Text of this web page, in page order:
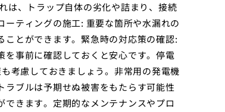
は、トラップ自体の劣化や詰まり、接続
ティングの施工: 重要な箇所や水漏れの
ことができます。緊急時の対応策の確認:
事前に確認しておくと安心です。停電
考慮しておきましょう。非常用の発電機
ブルは予期せぬ被害をもたらす可能性
きます。定期的なメンテナンスやプロ